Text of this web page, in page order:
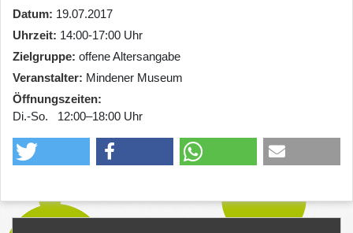
Datum 19.07.2017
Uhrzeit 14:00-17:00 Uhr
Zielgruppe offene Altersangabe
Veranstalter Mindener Museum
Öffnungszeiten
Di.-So. 12:00–18:00 Uhr